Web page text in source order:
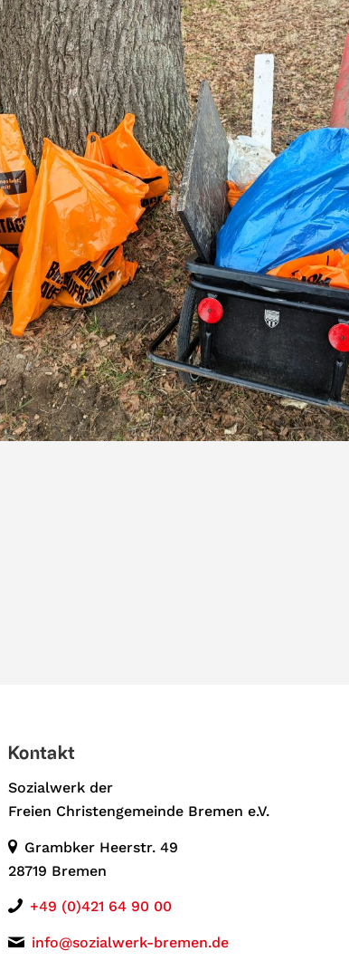
Kontakt
Sozialwerk der
Freien Christengemeinde Bremen e.V.
Grambker Heerstr. 49
28719 Bremen
+49 (0)421 64 90 00
info@sozialwerk-bremen.de